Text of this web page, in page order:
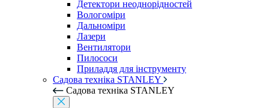
Детектори неоднорідностей
Вологоміри
Дальноміри
Лазери
Вентилятори
Пилососи
Приладдя для інструменту
Садова техніка STANLEY
Садова техніка STANLEY